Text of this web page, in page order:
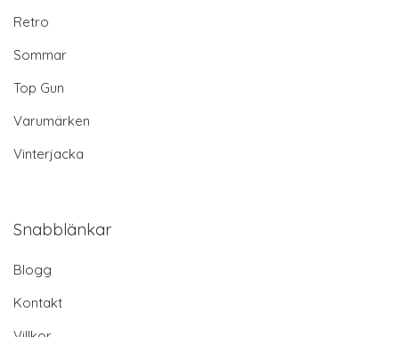
Retro
Sommar
Top Gun
Varumärken
Vinterjacka
Snabblänkar
Blogg
Kontakt